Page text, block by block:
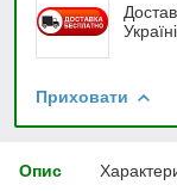
Приховати
Опис